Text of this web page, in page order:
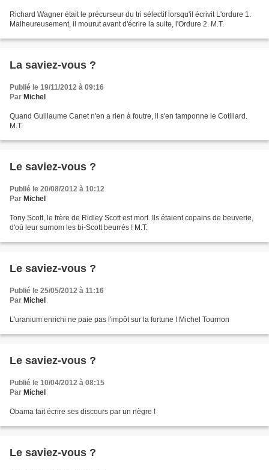
Richard Wagner était le précurseur du tri sélectif lorsqu'il écrivit L'ordure 1.
Malheureusement, il mourut avant d'écrire la suite, l'Ordure 2. M.T.
La saviez-vous ?
Publié le 19/11/2012 à 09:16
Par Michel
Quand Guillaume Canet n'en a rien à foutre, il s'en tamponne le Cotillard.
M.T.
Le saviez-vous ?
Publié le 20/08/2012 à 10:12
Par Michel
Tony Scott, le frère de Ridley Scott est mort. Ils étaient copains de beuverie,
d'où leur surnom les bi-Scott beurrés ! M.T.
Le saviez-vous ?
Publié le 25/05/2012 à 11:16
Par Michel
L'uranium enrichi ne paie pas l'impôt sur la fortune ! Michel Tournon
Le saviez-vous ?
Publié le 10/04/2012 à 08:15
Par Michel
Obama fait écrire ses discours par un nègre !
Le saviez-vous ?